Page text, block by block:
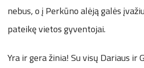
nebus, o į Perkūno alėją galės
pateikę vietos gyventojai.
Yra ir gera žinia! Su visų Dariaus ir